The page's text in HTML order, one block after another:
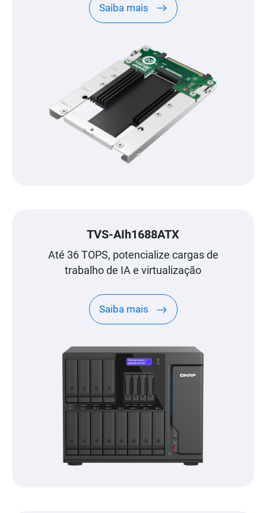
Saiba mais
TVS-AIh1688ATX
Até 36 TOPS, potencialize cargas de
trabalho de IA e virtualização
Saiba mais